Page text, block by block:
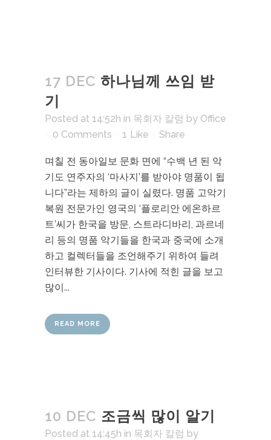
17 DEC 하나님께 쓰임 받
기
Posted at 14:52h in 목회자 칼럼 by Office
0 Comments
1 Like Share
며칠 전 동아일보 문화 면에 “수백 년 된 악
기도 연주자의 ‘마사지’를 받아야 명품이 됩
니다”라는 제하의 글이 실렸다. 명품 고악기
복원 전문가인 영국의 ‘플로리안 에온하르
트’씨가 한국을 방문, 스트라디바리, 과르네
리 등의 명품 악기들을 한국과 중국에 소개
하고 컬렉터들을 조언해주기 위하여 들려
인터뷰한 기사이다. 기사에 적힌 글을 보고
많이...
READ MORE
10 DEC 조금씩 많이 알기
Posted at 14:45h in 목회자 칼럼 by